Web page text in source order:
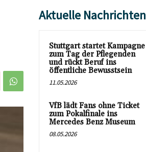
Aktuelle Nachrichten
Stuttgart startet Kampagne
zum Tag der Pflegenden
und rückt Beruf ins
öffentliche Bewusstsein
11.05.2026
VfB lädt Fans ohne Ticket
zum Pokalfinale ins
Mercedes Benz Museum
08.05.2026